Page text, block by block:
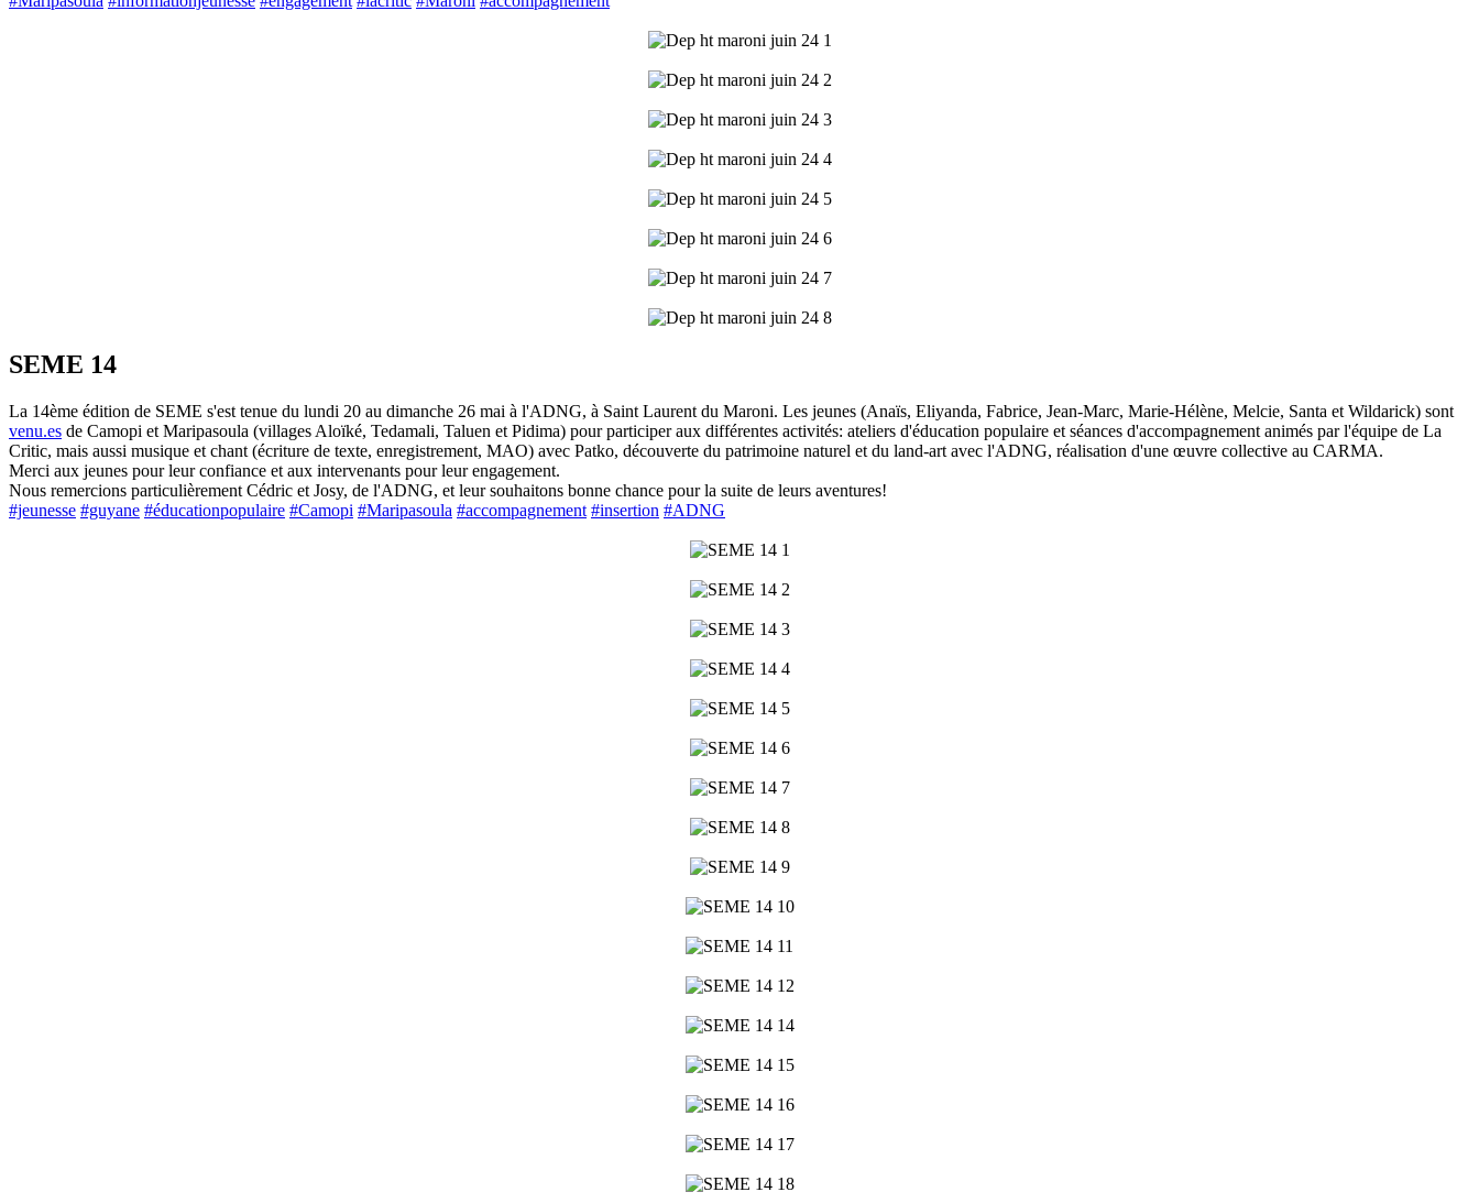
SEME 14
La 14ème édition de SEME s'est tenue du lundi 20 au dimanche 26 mai à l'ADNG, à Saint Laurent du Maroni. Les jeunes (Anaïs, Eliyanda, Fabrice, Jean-Marc, Marie-Hélène, Melcie, Santa et Wildarick) sont
venu.es de Camopi et Maripasoula (villages Aloïké, Tedamali, Taluen et Pidima) pour participer aux différentes activités: ateliers d'éducation populaire et séances d'accompagnement animés par l'équipe de La
Critic, mais aussi musique et chant (écriture de texte, enregistrement, MAO) avec Patko, découverte du patrimoine naturel et du land-art avec l'ADNG, réalisation d'une œuvre collective au CARMA.
Merci aux jeunes pour leur confiance et aux intervenants pour leur engagement.
Nous remercions particulièrement Cédric et Josy, de l'ADNG, et leur souhaitons bonne chance pour la suite de leurs aventures!
#jeunesse #guyane #éducationpopulaire #Camopi #Maripasoula #accompagnement #insertion #ADNG